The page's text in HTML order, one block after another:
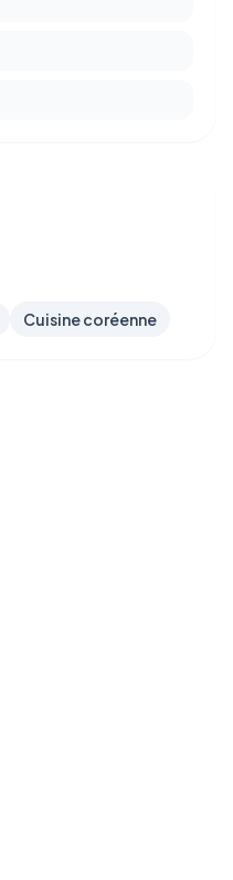
Cuisine coréenne